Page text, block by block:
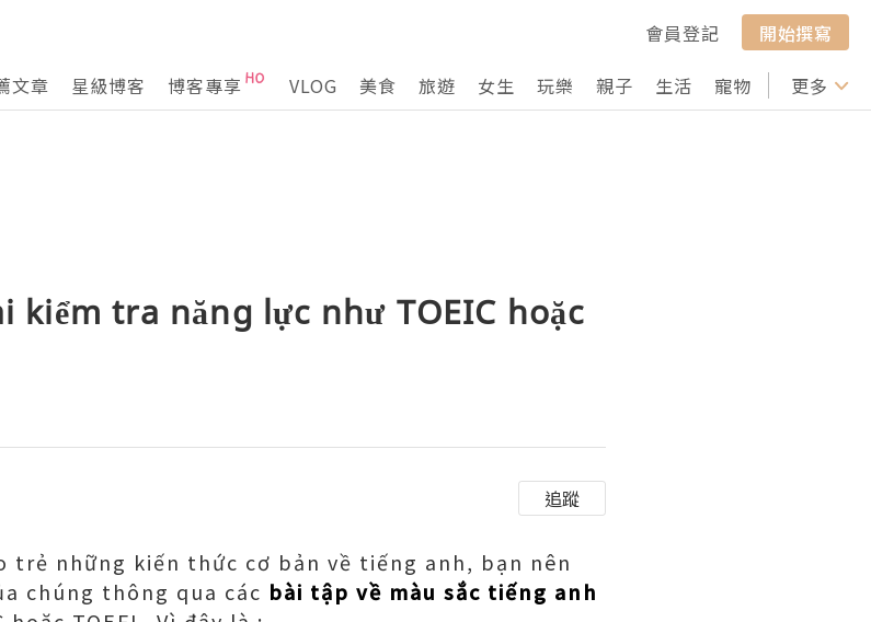
會員登記
開始撰寫
文章 星級博客 博客專享 VLOG 美食 旅遊 女生 玩樂 親子 生活 寵物 行山 打卡
更多
kiểm tra năng lực như TOEIC hoặc
追蹤
những kiến thức cơ bản về tiếng anh, bạn nên
chúng thông qua các bài tập về màu sắc tiếng anh